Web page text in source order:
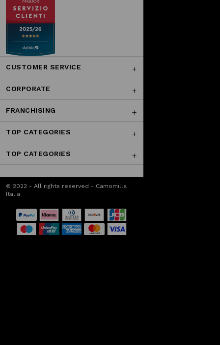
CUSTOMER SERVICE
CORPORATE
FRANCHISING
TOP CATEGORIES
TOP CATEGORIES
© 2022 - All rights reserved - Camomilla
Italia